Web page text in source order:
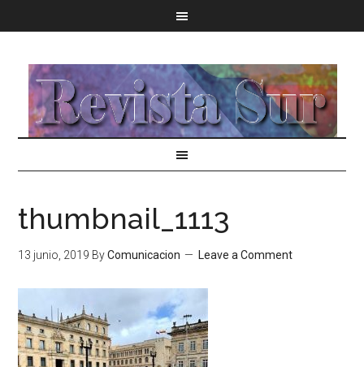
thumbnail_1113
13 junio, 2019 ByComunicacion Leave a Comment